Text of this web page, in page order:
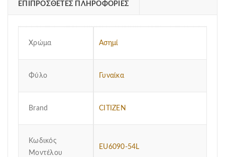
ΕΠΙΠΡΌΣΘΕΤΕΣ ΠΛΗΡΟΦΟΡΊΕΣ
Χρώμα Ασημί
Φύλο Γυναίκα
Brand CITIZEN
Κωδικός
Μοντέλου
EU6090-54L